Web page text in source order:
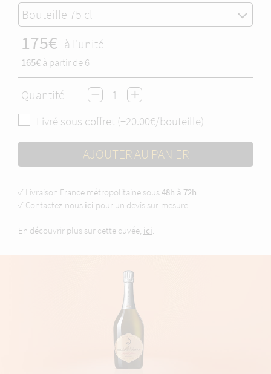
Bouteille 75 cl
175€ à l'unité
165€à partir de 6
Quantité
Livré sous coffret (+20.00€/bouteille)
AJOUTER AU PANIER
✓ Livraison France métropolitaine sous 48h à 72h
✓ Contactez-nous ici pour un devis sur-mesure
En découvrir plus sur cette cuvée, ici.